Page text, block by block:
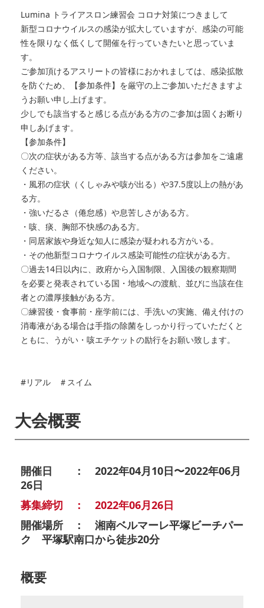
Lumina トライアスロン練習会 コロナ対策につきまして
新型コロナウイルスの感染が拡大していますが、感染の可能
性を限りなく低くして開催を行っていきたいと思っていま
す。
ご参加頂けるアスリートの皆様におかれましては、感染拡散
を防ぐため、【参加条件】を厳守の上ご参加いただきますよ
うお願い申し上げます。
少しでも該当すると感じる点がある方のご参加は固くお断り
申しあげます。
【参加条件】
〇次の症状がある方等、該当する点がある方は参加をご遠慮
ください。
・風邪の症状（くしゃみや咳が出る）や37.5度以上の熱があ
る方。
・強いだるさ（倦怠感）や息苦しさがある方。
・咳、痰、胸部不快感のある方。
・同居家族や身近な知人に感染が疑われる方がいる。
・その他新型コロナウイルス感染可能性の症状がある方。
〇過去14日以内に、政府から入国制限、入国後の観察期間
を必要と発表されている国・地域への渡航、並びに当該在住
者との濃厚接触がある方。
〇練習後・食事前・座学前には、手洗いの実施、備え付けの
消毒液がある場合は手指の除菌をしっかり行っていただくと
ともに、うがい・咳エチケットの励行をお願い致します。
#リアル ＃スイム
大会概要
開催日 ： 2022年04月10日〜2022年06月
26日
募集締切 ： 2022年06月26日
開催場所 ： 湘南ベルマーレ平塚ビーチパー
ク 平塚駅南口から徒歩20分
概要